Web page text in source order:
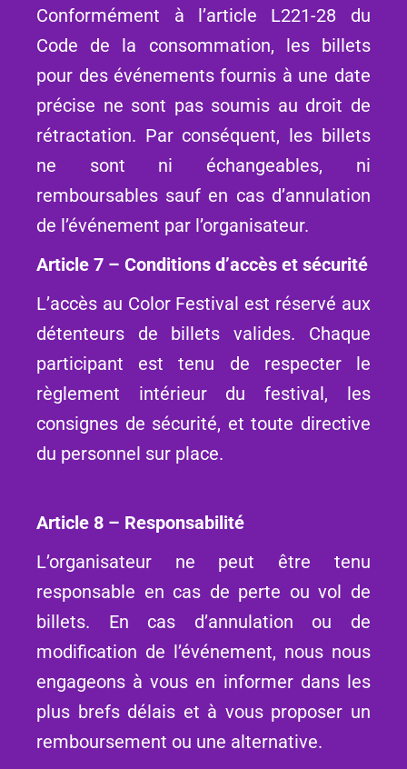
Conformément à l’article L221-28 du
Code de la consommation, les billets
pour des événements fournis à une date
précise ne sont pas soumis au droit de
rétractation. Par conséquent, les billets
ne sont ni échangeables, ni
remboursables sauf en cas d’annulation
de l’événement par l’organisateur.
Article 7 – Conditions d’accès et sécurité
L’accès au Color Festival est réservé aux
détenteurs de billets valides. Chaque
participant est tenu de respecter le
règlement intérieur du festival, les
consignes de sécurité, et toute directive
du personnel sur place.
Article 8 – Responsabilité
L’organisateur ne peut être tenu
responsable en cas de perte ou vol de
billets. En cas d’annulation ou de
modification de l’événement, nous nous
engageons à vous en informer dans les
plus brefs délais et à vous proposer un
remboursement ou une alternative.